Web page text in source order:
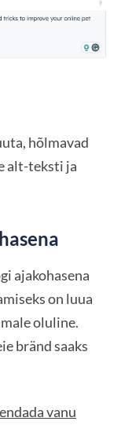
hõlmavad
alt-teksti ja
ajakohasena
on luua
oluline.
bränd saaks
vanu